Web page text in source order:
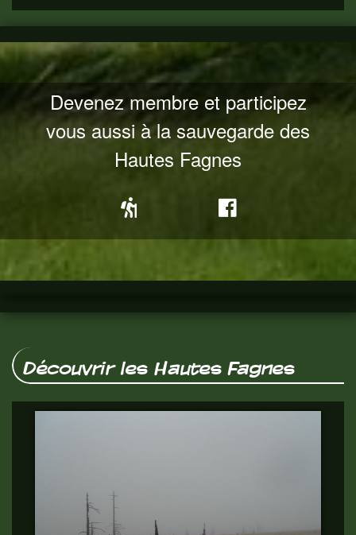
Devenez membre et participez
vous aussi à la sauvegarde des
Hautes Fagnes
Découvrir les Hautes Fagnes